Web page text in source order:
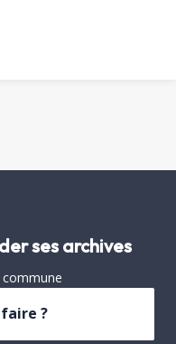
ses archives
?